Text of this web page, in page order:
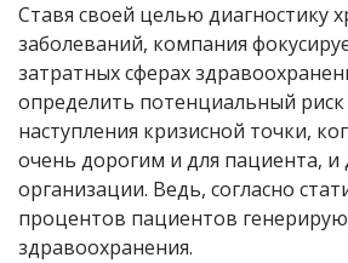
Ставя своей целью диагностику
заболеваний, компания
затратных сферах
определить потенциальный
наступления кризисной точки,
очень дорогим и для пациента, и
организации. Ведь, согласно
процентов пациентов
здравоохранения.